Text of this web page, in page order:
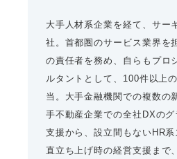
大手人材系企業を経て、サー
社。首都圏のサービス業界を
の責任者を務め、自らもプロ
ルタントとして、100件以上
当。大手金融機関での複数の
手不動産企業での全社DXの
支援から、設立間もないHR
直立ち上げ時の経営支援まで